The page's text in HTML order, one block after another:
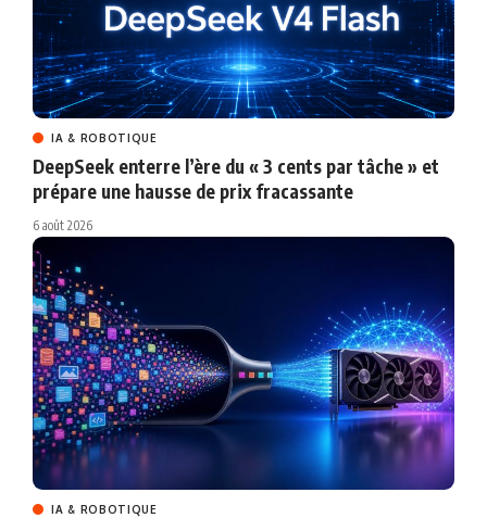
IA & ROBOTIQUE
DeepSeek enterre l’ère du « 3 cents par tâche » et
prépare une hausse de prix fracassante
6 août 2026
IA & ROBOTIQUE